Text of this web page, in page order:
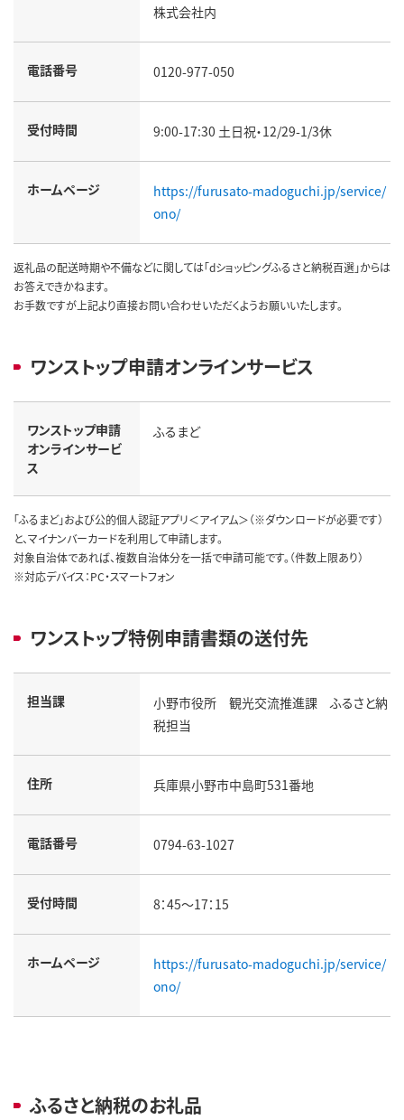
株式会社内
電話番号 0120-977-050
受付時間 9:00-17:30 土日祝・12/29-1/3休
ホームページ
https://furusato-madoguchi.jp/service/
ono/
返礼品の配送時期や不備などに関しては「dショッピングふるさと納税百選」からは
お答えできかねます。
お手数ですが上記より直接お問い合わせいただくようお願いいたします。
ワンストップ申請オンラインサービス
ワンストップ申請
オンラインサービ
ス
ふるまど
「ふるまど」および公的個人認証アプリ＜アイアム＞（※ダウンロードが必要です）
と、マイナンバーカードを利用して申請します。
対象自治体であれば、複数自治体分を一括で申請可能です。（件数上限あり）
※対応デバイス：PC・スマートフォン
ワンストップ特例申請書類の送付先
担当課
小野市役所 観光交流推進課 ふるさと納
税担当
住所 兵庫県小野市中島町531番地
電話番号 0794-63-1027
受付時間 8：45～17：15
ホームページ
https://furusato-madoguchi.jp/service/
ono/
ふるさと納税のお礼品